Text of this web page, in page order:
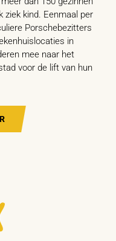
ziek kind. Eenmaal per
Porschebezitters
in
mee naar het
voor de lift van hun